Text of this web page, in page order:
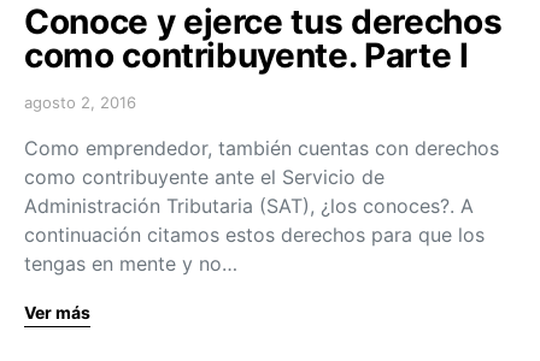
Conoce y ejerce tus derechos
como contribuyente. Parte I
agosto 2, 2016
Como emprendedor, también cuentas con derechos
como contribuyente ante el Servicio de
Administración Tributaria (SAT), ¿los conoces?. A
continuación citamos estos derechos para que los
tengas en mente y no…
Ver más